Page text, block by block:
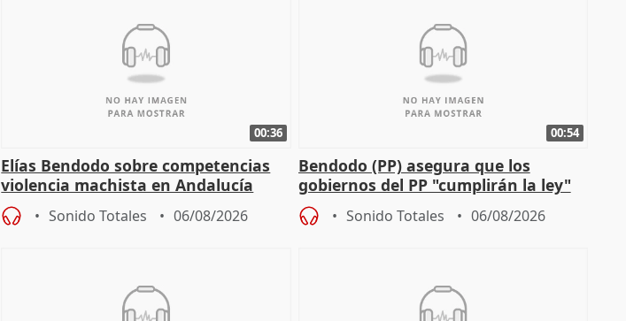
00:36
Elías Bendodo sobre competencias
violencia machista en Andalucía
Sonido Totales 06/08/2026
00:54
Bendodo (PP) asegura que los
gobiernos del PP "cumplirán la ley"
sobre los menores migrantes
Sonido Totales 06/08/2026